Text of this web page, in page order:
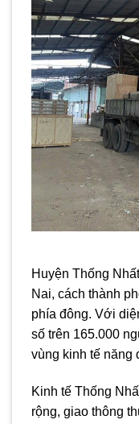
Huyện Thống
Nai, cách thành
phía đông. Với
số trên 165.000
vùng kinh tế năng
Kinh tế Thống
rộng, giao thông